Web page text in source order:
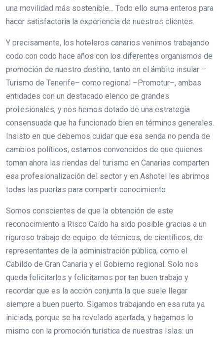
una movilidad más sostenible... Todo ello suma enteros para
hacer satisfactoria la experiencia de nuestros clientes.
Y precisamente, los hoteleros canarios venimos trabajando
codo con codo hace años con los diferentes organismos de
promoción de nuestro destino, tanto en el ámbito insular –
Turismo de Tenerife– como regional –Promotur–, ambas
entidades con un destacado elenco de grandes
profesionales, y nos hemos dotado de una estrategia
consensuada que ha funcionado bien en términos generales.
Insisto en que debemos cuidar que esa senda no penda de
cambios políticos; estamos convencidos de que quienes
toman ahora las riendas del turismo en Canarias comparten
esa profesionalización del sector y en Ashotel les abrimos
todas las puertas para compartir conocimiento.
Somos conscientes de que la obtención de este
reconocimiento a Risco Caído ha sido posible gracias a un
riguroso trabajo de equipo: de técnicos, de científicos, de
representantes de la administración pública, como el
Cabildo de Gran Canaria y el Gobierno regional. Solo nos
queda felicitarlos y felicitarnos por tan buen trabajo y
recordar que es la acción conjunta la que suele llegar
siempre a buen puerto. Sigamos trabajando en esa ruta ya
iniciada, porque se ha revelado acertada, y hagamos lo
mismo con la promoción turística de nuestras Islas: un